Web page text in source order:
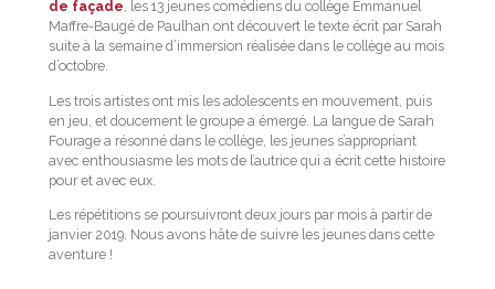
de façade, les 13 jeunes comédiens du collège Emmanuel
Maffre-Baugé de Paulhan ont découvert le texte écrit par Sarah
suite à la semaine d’immersion réalisée dans le collège au mois
d’octobre.
Les trois artistes ont mis les adolescents en mouvement, puis
en jeu, et doucement le groupe a émergé. La langue de Sarah
Fourage a résonné dans le collège, les jeunes s’appropriant
avec enthousiasme les mots de l’autrice qui a écrit cette histoire
pour et avec eux.
Les répétitions se poursuivront deux jours par mois à partir de
janvier 2019. Nous avons hâte de suivre les jeunes dans cette
aventure !